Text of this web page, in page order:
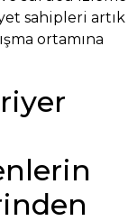
sahipleri artık
ortamına